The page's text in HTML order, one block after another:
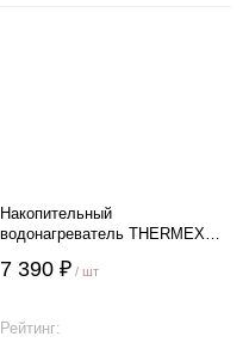
Накопительный
водонагреватель THERMEX
7 390 ₽ / шт
Рейтинг: